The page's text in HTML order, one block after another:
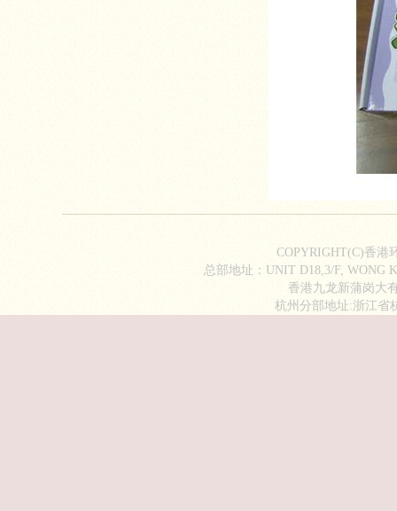
COPYRIGHT(C)香港
总部地址：UNIT D18,3/F, WONG
香港九龙新蒲岗大
杭州分部地址:浙江省